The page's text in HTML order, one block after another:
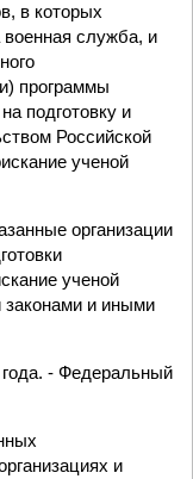
в которых
служба, и
программы
подготовку и
Российской
ученой
организации
ученой
и иными
- Федеральный
и